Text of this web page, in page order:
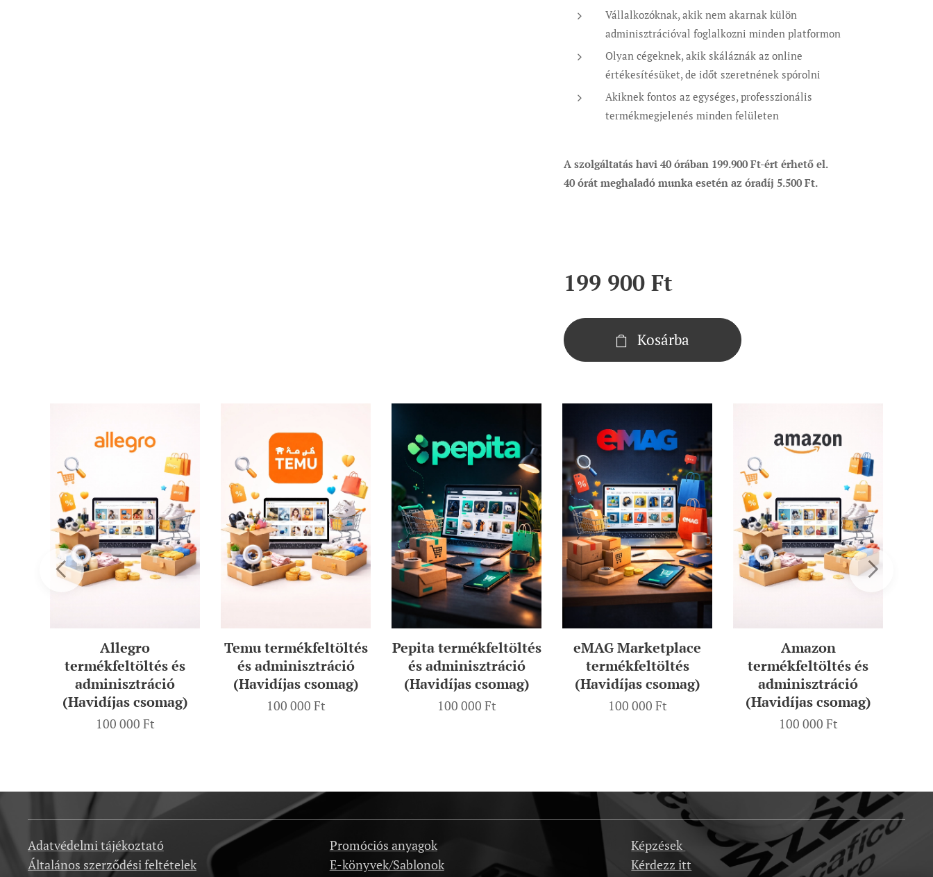
Vállalkozóknak, akik nem akarnak külön
adminisztrációval foglalkozni minden platformon
Olyan cégeknek, akik skáláznák az online
értékesítésüket, de időt szeretnének spórolni
Akiknek fontos az egységes, professzionális
termékmegjelenés minden felületen
A szolgáltatás havi 40 órában 199.900 Ft-ért érhető el.
40 órát meghaladó munka esetén az óradíj 5.500 Ft.
199 900 Ft
Kosárba
Allegro
termékfeltöltés és
adminisztráció
(Havidíjas csomag)
100 000 Ft
Temu termékfeltöltés
és adminisztráció
(Havidíjas csomag)
100 000 Ft
Pepita termékfeltöltés
és adminisztráció
(Havidíjas csomag)
100 000 Ft
eMAG Marketplace
termékfeltöltés
(Havidíjas csomag)
100 000 Ft
Amazon
termékfeltöltés és
adminisztráció
(Havidíjas csomag)
100 000 Ft
Adatvédelmi tájékoztató
Általános szerződési feltételek
Promóciós anyagok
E-könyvek/Sablonok
Képzések
Kérdezz itt